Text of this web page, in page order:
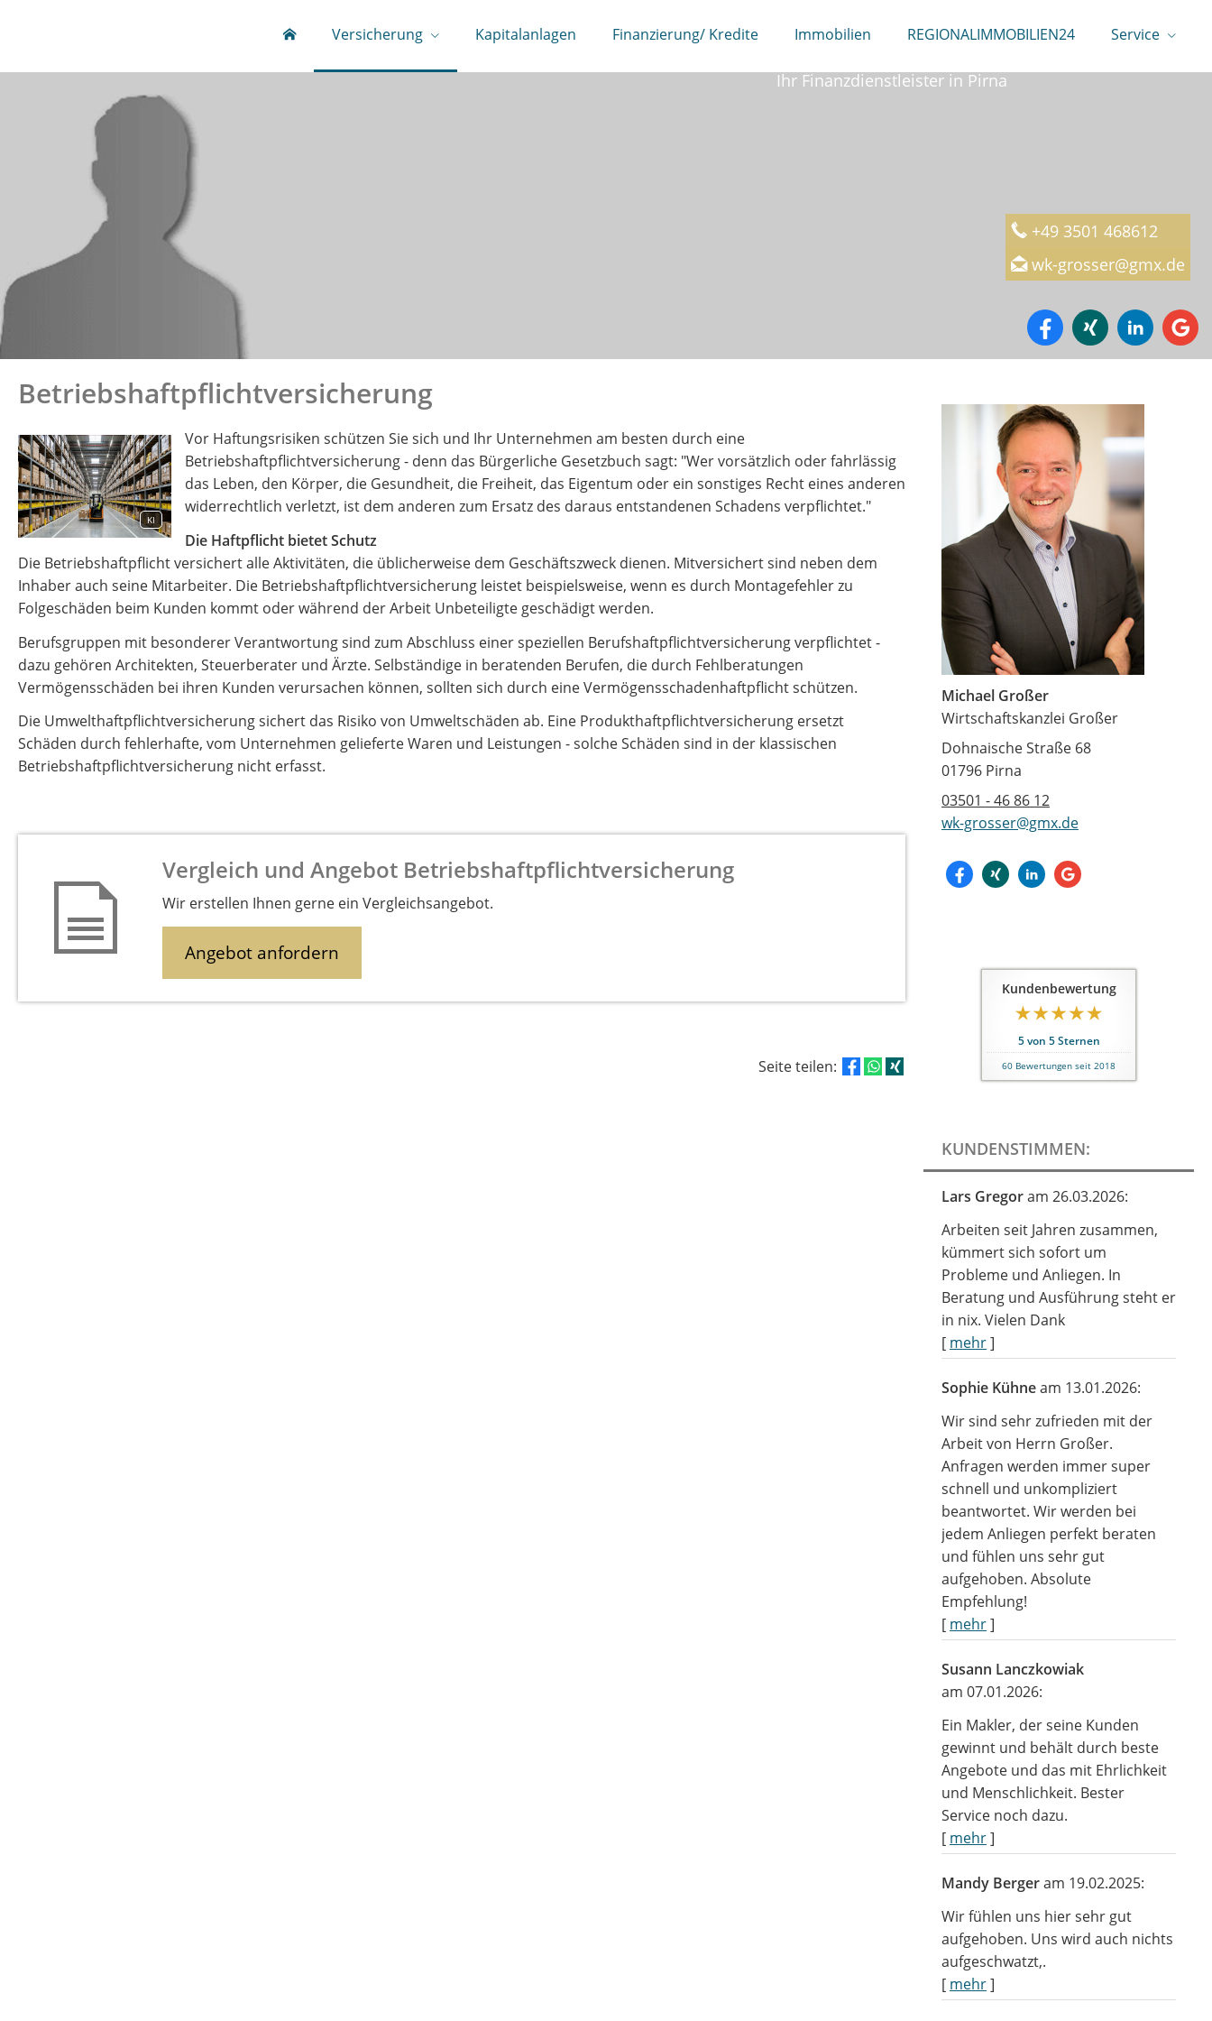
Versicherung Kapitalanlagen Finanzierung/ Kredite Immobilien REGIONALIMMOBILIEN24 Service
Ihr Finanzdienstleister in Pirna
+49 3501 468612
wk-grosser@gmx.de
Michael Großer
Wirtschaftskanzlei Großer
Dohnaische Straße 68
01796 Pirna
03501 - 46 86 12
wk-grosser@gmx.de
Kundenbewertung
5von 5Sternen
60 Bewertungen seit 2018
KUNDENSTIMMEN:
Lars Gregoram 26.03.2026:
Arbeiten seit Jahren zusammen,
kümmert sich sofort um
Probleme und Anliegen. In
Beratung und Ausführung steht er
in nix. Vielen Dank
[ mehr]
Sophie Kühneam 13.01.2026:
Wir sind sehr zufrieden mit der
Arbeit von Herrn Großer.
Anfragen werden immer super
schnell und unkompliziert
beantwortet. Wir werden bei
jedem Anliegen perfekt beraten
und fühlen uns sehr gut
aufgehoben. Absolute
Empfehlung!
[ mehr]
Susann Lanczkowiak
am 07.01.2026:
Ein Makler, der seine Kunden
gewinnt und behält durch beste
Angebote und das mit Ehrlichkeit
und Menschlichkeit. Bester
Service noch dazu.
[ mehr]
Mandy Bergeram 19.02.2025:
Wir fühlen uns hier sehr gut
aufgehoben. Uns wird auch nichts
aufgeschwatzt,.
[ mehr]
Betriebshaftpflichtversicherung
KI
Vor Haftungsrisiken schützen Sie sich und Ihr Unternehmen am besten durch eine
Betriebshaftpflichtversicherung - denn das Bürgerliche Gesetzbuch sagt: "Wer vorsätzlich oder fahrlässig
das Leben, den Körper, die Gesundheit, die Freiheit, das Eigentum oder ein sonstiges Recht eines anderen
widerrechtlich verletzt, ist dem anderen zum Ersatz des daraus entstandenen Schadens verpflichtet."
Die Haftpflicht bietet Schutz
Die Betriebshaftpflicht versichert alle Aktivitäten, die üblicherweise dem Geschäftszweck dienen. Mitversichert sind neben dem
Inhaber auch seine Mitarbeiter. Die Betriebshaftpflichtversicherung leistet beispielsweise, wenn es durch Montagefehler zu
Folgeschäden beim Kunden kommt oder während der Arbeit Unbeteiligte geschädigt werden.
Berufsgruppen mit besonderer Verantwortung sind zum Abschluss einer speziellen Berufshaftpflichtversicherung verpflichtet -
dazu gehören Architekten, Steuerberater und Ärzte. Selbständige in beratenden Berufen, die durch Fehlberatungen
Vermögensschäden bei ihren Kunden verursachen können, sollten sich durch eine Vermögensschadenhaftpflicht schützen.
Die Umwelthaftpflichtversicherung sichert das Risiko von Umweltschäden ab. Eine Produkthaftpflichtversicherung ersetzt
Schäden durch fehlerhafte, vom Unternehmen gelieferte Waren und Leistungen - solche Schäden sind in der klassischen
Betriebshaftpflichtversicherung nicht erfasst.
Vergleich und Angebot Betriebshaftpflichtversicherung
Wir erstellen Ihnen gerne ein Vergleichsangebot.
Angebot anfordern
Seite teilen: